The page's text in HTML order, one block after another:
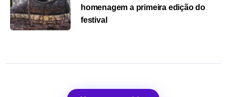
homenagem a primeira edição do
festival